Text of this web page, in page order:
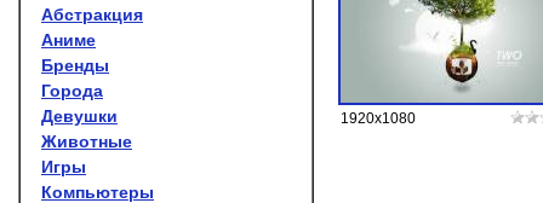
Абстракция
Аниме
Бренды
Города
Девушки
Животные
Игры
Компьютеры
1920x1080